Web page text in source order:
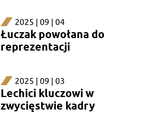
2025 | 09 | 04
Łuczak powołana do
reprezentacji
2025 | 09 | 03
Lechici kluczowi w
zwycięstwie kadry